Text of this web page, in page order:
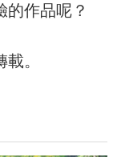
作品呢？
。